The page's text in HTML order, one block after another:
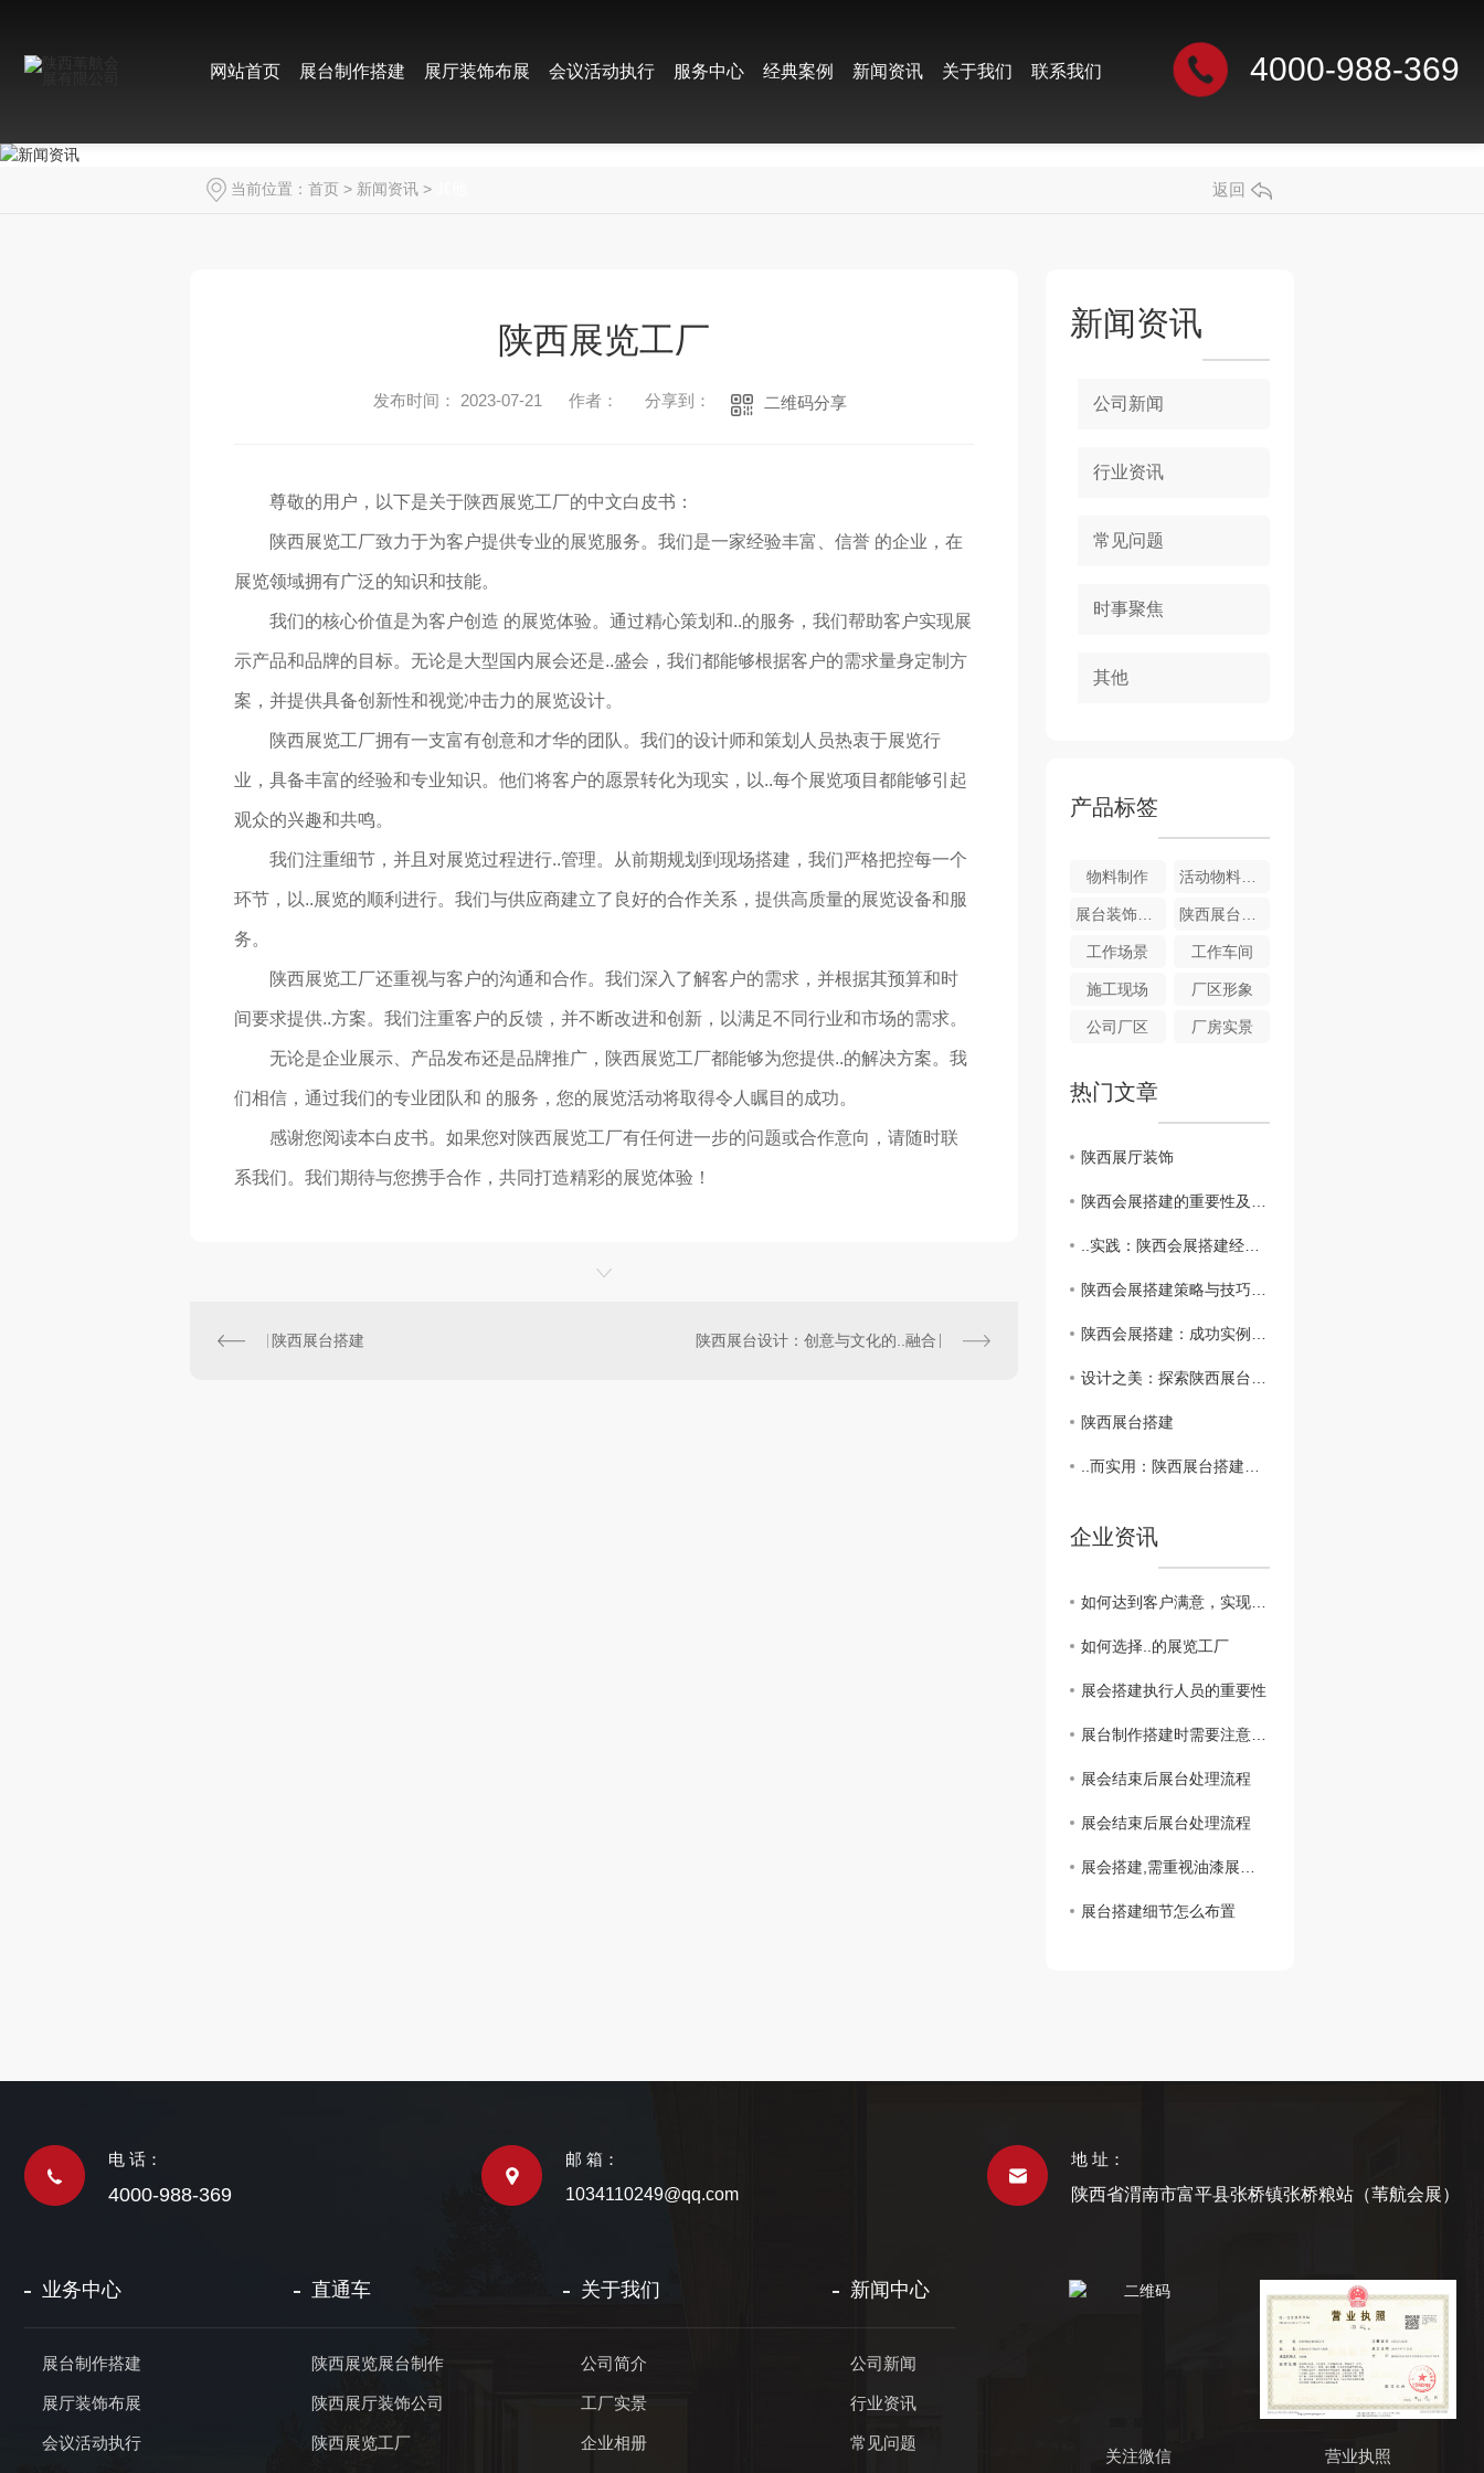
网站首页 展台制作搭建 展厅装饰布展 会议活动执行 服务中心 经典案例 新闻资讯 关于我们 联系我们 4000-988-369
当前位置： 首页 > 新闻资讯 > 返回
陕西展览工厂
发布时间： 2023-07-21 作者： 分享到： 二维码分享
尊敬的用户，以下是关于陕西展览工厂的中文白皮书：
陕西展览工厂致力于为客户提供专业的展览服务。我们是一家经验丰富、信誉 的企业，在
展览领域拥有广泛的知识和技能。
我们的核心价值是为客户创造 的展览体验。通过精心策划和..的服务，我们帮助客户实现展
示产品和品牌的目标。无论是大型国内展会还是..盛会，我们都能够根据客户的需求量身定制方
案，并提供具备创新性和视觉冲击力的展览设计。
陕西展览工厂拥有一支富有创意和才华的团队。我们的设计师和策划人员热衷于展览行
业，具备丰富的经验和专业知识。他们将客户的愿景转化为现实，以..每个展览项目都能够引起
观众的兴趣和共鸣。
我们注重细节，并且对展览过程进行..管理。从前期规划到现场搭建，我们严格把控每一个
环节，以..展览的顺利进行。我们与供应商建立了良好的合作关系，提供高质量的展览设备和服
务。
陕西展览工厂还重视与客户的沟通和合作。我们深入了解客户的需求，并根据其预算和时
间要求提供..方案。我们注重客户的反馈，并不断改进和创新，以满足不同行业和市场的需求。
无论是企业展示、产品发布还是品牌推广，陕西展览工厂都能够为您提供..的解决方案。我
们相信，通过我们的专业团队和 的服务，您的展览活动将取得令人瞩目的成功。
感谢您阅读本白皮书。如果您对陕西展览工厂有任何进一步的问题或合作意向，请随时联
系我们。我们期待与您携手合作，共同打造精彩的展览体验！
陕西展台搭建 陕西展台设计：创意与文化的..融合
新闻资讯
公司新闻
行业资讯
常见问题
时事聚焦
其他
产品标签
物料制作 活动物料制作
展台装饰布置 陕西展台装饰布置
工作场景 工作车间
施工现场 厂区形象
公司厂区 厂房实景
热门文章
陕西展厅装饰
陕西会展搭建的重要性及影响分析
..实践：陕西会展搭建经验总结
陕西会展搭建策略与技巧分享
陕西会展搭建：成功实例解析
设计之美：探索陕西展台搭建的艺术价值
陕西展台搭建
..而实用：陕西展台搭建的实用指南
企业资讯
如何达到客户满意，实现长期合作
如何选择..的展览工厂
展会搭建执行人员的重要性
展台制作搭建时需要注意什么？
展会结束后展台处理流程
展会结束后展台处理流程
展会搭建,需重视油漆展柜保护
展台搭建细节怎么布置
电 话：
4000-988-369
邮 箱：
1034110249@qq.com
地 址：
陕西省渭南市富平县张桥镇张桥粮站（苇航会展）
业务中心
展台制作搭建
展厅装饰布展
会议活动执行
直通车
陕西展览展台制作
陕西展厅装饰公司
陕西展览工厂
关于我们
公司简介
工厂实景
企业相册
新闻中心
公司新闻
行业资讯
常见问题
营业执照
关注微信